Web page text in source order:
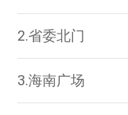
2.省委北门
3.海南广场